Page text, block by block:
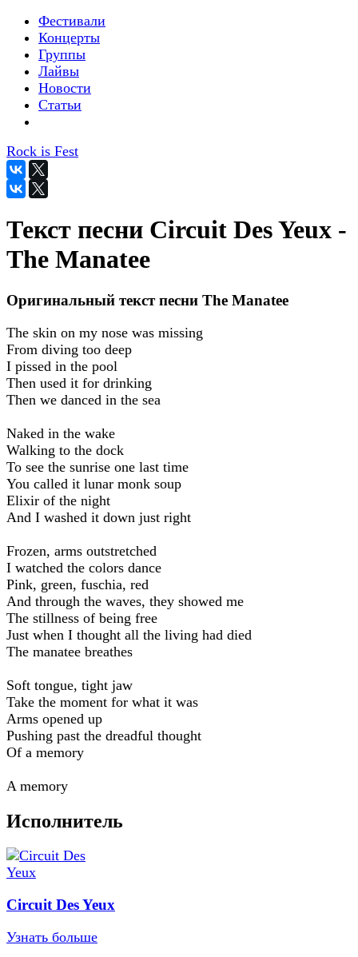
Фестивали
Концерты
Группы
Лайвы
Новости
Статьи
Rock is Fest
Текст песни Circuit Des Yeux -
The Manatee
Оригинальный текст песни The Manatee
The skin on my nose was missing
From diving too deep
I pissed in the pool
Then used it for drinking
Then we danced in the sea
Naked in the wake
Walking to the dock
To see the sunrise one last time
You called it lunar monk soup
Elixir of the night
And I washed it down just right
Frozen, arms outstretched
I watched the colors dance
Pink, green, fuschia, red
And through the waves, they showed me
The stillness of being free
Just when I thought all the living had died
The manatee breathes
Soft tongue, tight jaw
Take the moment for what it was
Arms opened up
Pushing past the dreadful thought
Of a memory
A memory
Исполнитель
Circuit Des Yeux
Узнать больше